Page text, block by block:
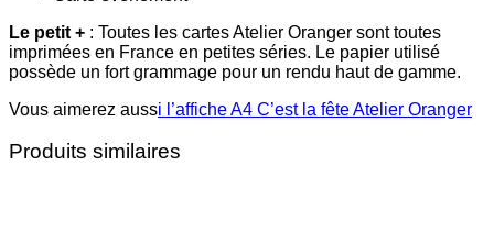
Le petit + : Toutes les cartes Atelier Oranger sont toutes
imprimées en France en petites séries. Le papier utilisé
possède un fort grammage pour un rendu haut de gamme.
Vous aimerez aussi l’affiche A4 C’est la fête Atelier Oranger
Produits similaires